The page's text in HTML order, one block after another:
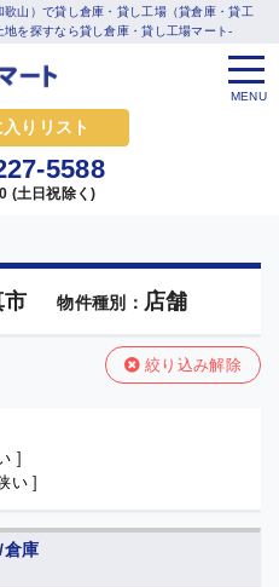
山）で貸し倉庫・貸し工場（貸倉庫・貸工
を探すなら貸し倉庫・貸し工場マート-
りリスト
5588
(土日祝除く)
MENU
市 物件種別： 店舗
絞り込み解除
]
い]
倉庫